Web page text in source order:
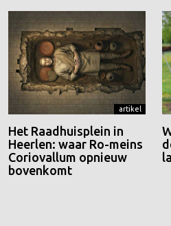
artikel
Het Raadhuisplein in
Heerlen: waar Ro-meins
Coriovallum opnieuw
bovenkomt